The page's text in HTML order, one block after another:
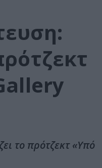
το πρότζεκτ «Υπό